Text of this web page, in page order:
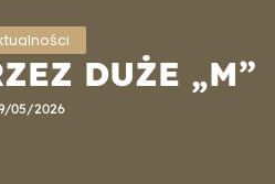
DUŻE „M”
05/2026